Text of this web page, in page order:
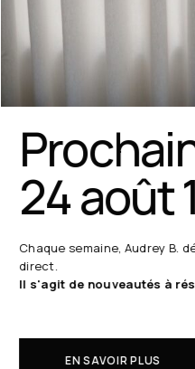
24 août
Chaque semaine, Audrey B.
direct.
Il s'agit de nouveautés à
EN SAVOIR PLUS